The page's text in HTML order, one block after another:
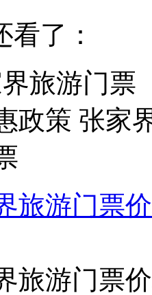
看了：
旅游门票
旅游门票